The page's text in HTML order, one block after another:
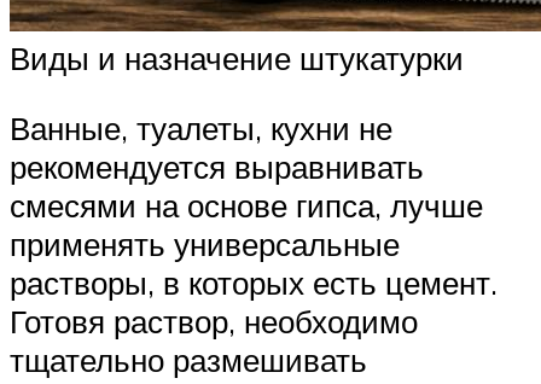
Виды и назначение штукатурки
Ванные, туалеты, кухни не
рекомендуется выравнивать
смесями на основе гипса, лучше
применять универсальные
растворы, в которых есть цемент.
Готовя раствор, необходимо
тщательно размешивать